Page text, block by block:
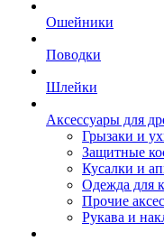
Ошейники
Поводки
Шлейки
Аксессуары для
Грызаки и
Защитные
Кусалки и
Одежда для
Прочие
Рукава и